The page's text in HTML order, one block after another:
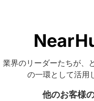
業界のリーダーたちが、
の一環として活用
他のお客様